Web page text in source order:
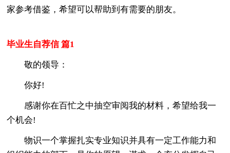
家参考借鉴，希望可以帮助到有需要的朋友。
毕业生自荐信 篇1
敬的领导：
你好!
感谢你在百忙之中抽空审阅我的材料，希望给我一
个机会!
物识一个掌握扎实专业知识并具有一定工作能力和